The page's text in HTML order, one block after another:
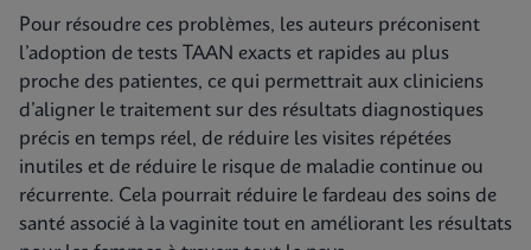
Pour résoudre ces problèmes, les auteurs préconisent
l’adoption de tests TAAN exacts et rapides au plus
proche des patientes, ce qui permettrait aux cliniciens
d’aligner le traitement sur des résultats diagnostiques
précis en temps réel, de réduire les visites répétées
inutiles et de réduire le risque de maladie continue ou
récurrente. Cela pourrait réduire le fardeau des soins de
santé associé à la vaginite tout en améliorant les résultats